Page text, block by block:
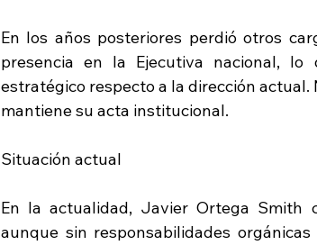
En los años posteriores perdió otros
presencia en la Ejecutiva nacional,
estratégico respecto a la dirección
mantiene su acta institucional.
Situación actual
En la actualidad, Javier Ortega Smith
aunque sin responsabilidades